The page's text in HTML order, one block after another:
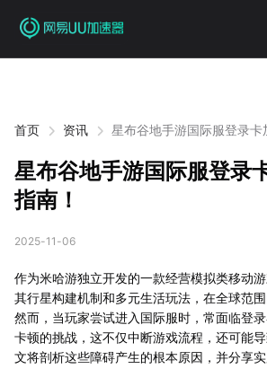
首页 资讯 星布谷地手游国际服登录卡
星布谷地手游国际服登录
指南！
2025-11-06
作为米哈游独立开发的一款经营模拟类移动
其行星构建机制和多元生活玩法，在全球范围
然而，当玩家尝试进入国际服时，常面临登
卡顿的挑战，这不仅中断游戏流程，还可能
文将剖析这些障碍产生的根本原因，并分享实